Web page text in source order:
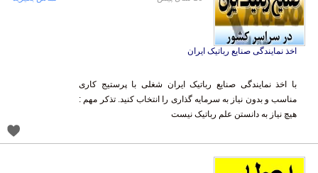
اخذ نمایندگی صنایع رباتیک ایران
با اخذ نمایندگی صنایع رباتیک ایران شغلی با پرستیج کاری
مناسب و بدون نیاز به سرمایه گذاری را انتخاب کنید. تذکر مهم :
هیچ نیاز به دانستن علم رباتیک نیست